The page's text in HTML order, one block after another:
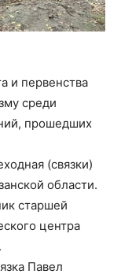
и первенства
среди
прошедших
(связки)
области.
старшей
центра
Павел